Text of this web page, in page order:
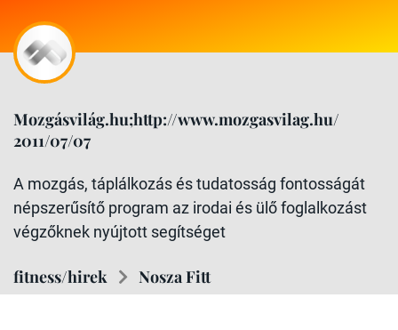
Mozgásvilág.hu;http://www.mozgasvilag.hu/
2011/07/07
A mozgás, táplálkozás és tudatosság fontosságát
népszerűsítő program az irodai és ülő foglalkozást
végzőknek nyújtott segítséget
fitness/hirek Nosza Fitt